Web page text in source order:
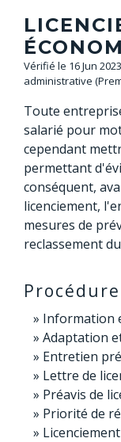
Vérifié le 16 Jun
administrative
Toute
salarié pour
cependant
permettant
conséquent,
licenciement,
mesures de
reclassement
Information
Adaptation
Entretien
Lettre de
Préavis de
Priorité de